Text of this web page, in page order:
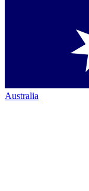
Australia